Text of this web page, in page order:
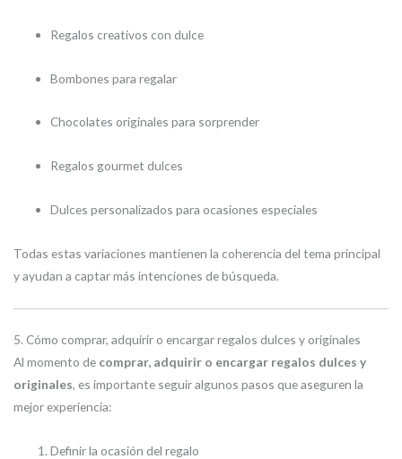
Regalos creativos con dulce
Bombones para regalar
Chocolates originales para sorprender
Regalos gourmet dulces
Dulces personalizados para ocasiones especiales
Todas estas variaciones mantienen la coherencia del tema principal
y ayudan a captar más intenciones de búsqueda.
5. Cómo comprar, adquirir o encargar regalos dulces y originales
Al momento de comprar, adquirir o encargar regalos dulces y
originales, es importante seguir algunos pasos que aseguren la
mejor experiencia:
Definir la ocasión del regalo